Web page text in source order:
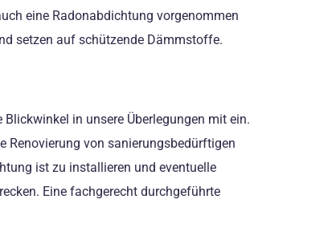
eine Radonabdichtung vorgenommen
setzen auf schützende Dämmstoffe.
in unsere Überlegungen mit ein.
Renovierung von sanierungsbedürftigen
ist zu installieren und eventuelle
Eine fachgerecht durchgeführte